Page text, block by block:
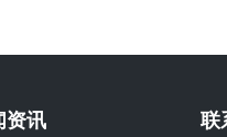
资讯 联